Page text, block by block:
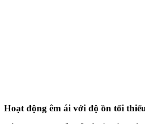
Hoạt động êm ái với độ ồn tối